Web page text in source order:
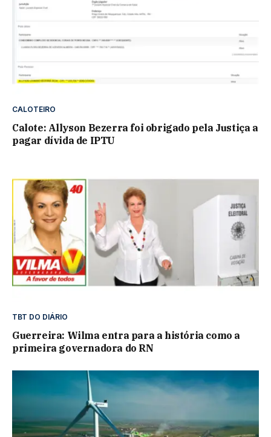
CALOTEIRO
Calote: Allyson Bezerra foi obrigado pela Justiça a
pagar dívida de IPTU
TBT DO DIÁRIO
Guerreira: Wilma entra para a história como a
primeira governadora do RN